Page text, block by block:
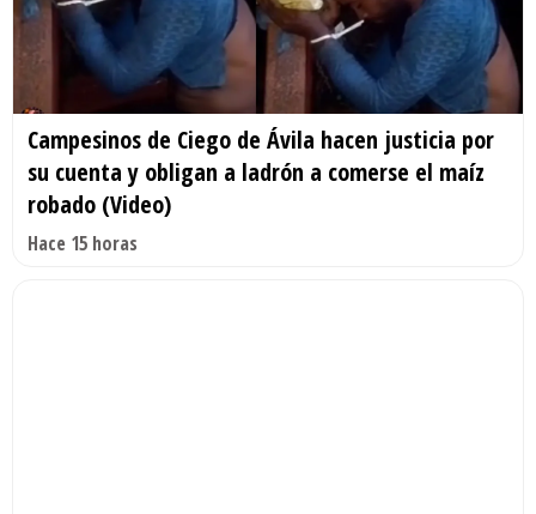
Campesinos de Ciego de Ávila hacen justicia por
su cuenta y obligan a ladrón a comerse el maíz
robado (Video)
Hace 15 horas